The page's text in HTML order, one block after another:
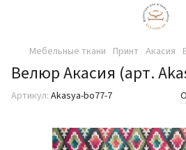
Мебельные ткани Принт Акасия
Велюр Акасия (арт.
Артикул: Akasya-bo77-7